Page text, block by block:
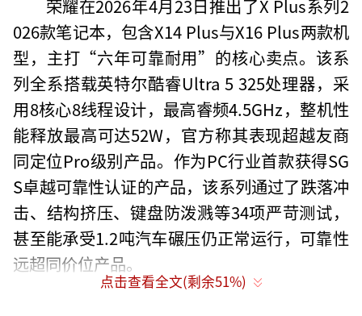
荣耀在2026年4月23日推出了X Plus系列2
026款笔记本，包含X14 Plus与X16 Plus两款机
型，主打“六年可靠耐用”的核心卖点。该系
列全系搭载英特尔酷睿Ultra 5 325处理器，采
用8核心8线程设计，最高睿频4.5GHz，整机性
能释放最高可达52W，官方称其表现超越友商
同定位Pro级别产品。作为PC行业首款获得SG
S卓越可靠性认证的产品，该系列通过了跌落冲
击、结构挤压、键盘防泼溅等34项严苛测试，
甚至能承受1.2吨汽车碾压仍正常运行，可靠性
远超同价位产品。
点击查看全文(剩余51%)